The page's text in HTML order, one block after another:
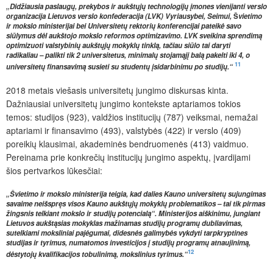
„Didžiausia paslaugų, prekybos ir aukštųjų technologijų įmones vienijanti verslo
organizacija Lietuvos verslo konfederacija (LVK) Vyriausybei, Seimui,Švietimo
ir mokslo ministerijai bei Universitetų rektorių konferencijai pateikė savo
siūlymus dėl aukštojo mokslo reformos optimizavimo. LVK sveikina sprendimą
optimizuoti valstybinių aukštųjų mokyklų tinklą, tačiau siūlo tai daryti
radikaliau – palikti tik 2 universitetus, minimalų stojamąjį balą pakelti iki 4, o
universitetų finansavimą susieti su studentų įsidarbinimu po studijų.“11
2018 metais viešasis universitetų jungimo diskursas kinta.
Dažniausiai universitetų jungimo kontekste aptariamos tokios
temos: studijos (923), valdžios institucijų (787) veiksmai, nemažai
aptariami ir finansavimo (493), valstybės (422) ir verslo (409)
poreikių klausimai, akademinės bendruomenės (413) vaidmuo.
Pereinama prie konkrečių institucijų jungimo aspektų, įvardijami
šios pertvarkos lūkesčiai:
„Švietimo ir mokslo ministerija teigia, kad dalies Kauno universitetų sujungimas
savaime neišspręs visos Kauno aukštųjų mokyklų problematikos – tai tik pirmas
žingsnis telkiant mokslo ir studijų potencialą“. Ministerijos aiškinimu, jungiant
Lietuvos aukštąsias mokyklas mažinamas studijų programų dubliavimas,
sutelkiami moksliniai pajėgumai, didesnės galimybės vykdyti tarpkryptines
studijas ir tyrimus, numatomos investicijos į studijų programų atnaujinimą,
dėstytojų kvalifikacijos tobulinimą, mokslinius tyrimus.“12